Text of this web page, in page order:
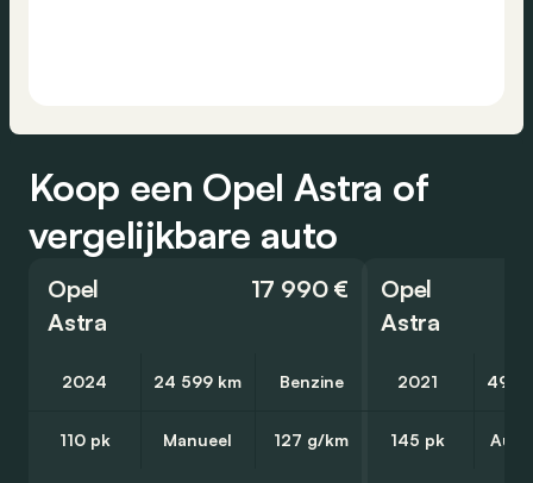
Koop een Opel Astra of
vergelijkbare auto
Opel
Astra
17 990 €
2024 24 599 km Benzine
110 pk Manueel 127 g/km
Opel
Astra
2021 49
145 pk